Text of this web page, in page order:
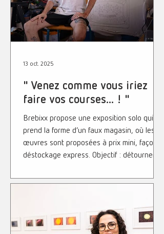
déstockage express. Objectif : détourner
les codes
" Venez comme vous iriez
faire vos courses... ! "
Brebixx propose une exposition solo qui
prend la forme d’un faux magasin, où les
œuvres sont proposées à prix mini, façon
déstockage express. Objectif : détourner
pour interroger notre rapport à la
doit disparaître, c'est à découvrir au 12 La
Galerie, du 24 octobre au 22 novembre
13 oct. 2025